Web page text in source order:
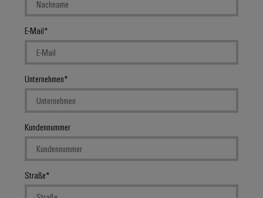
E-Mail
Unternehmen
Kundennummer
Straße